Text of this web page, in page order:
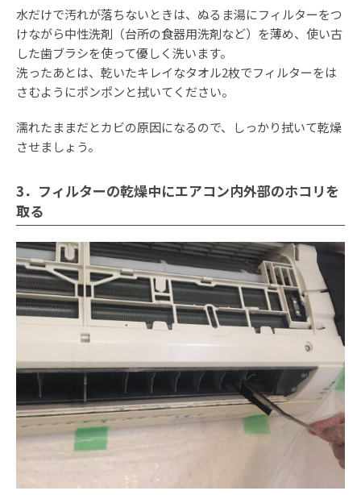
水だけで汚れが落ちないときは、ぬるま湯にフィルターをつ
けながら中性洗剤（台所の食器用洗剤など）を薄め、使い古
した歯ブラシを使って優しく洗います。
洗ったあとは、乾いたキレイなタオル2枚でフィルターをは
さむようにポンポンと拭いてください。
濡れたままだとカビの原因になるので、しっかり拭いて乾燥
させましょう。
3．フィルターの乾燥中にエアコン内外部のホコリを
取る